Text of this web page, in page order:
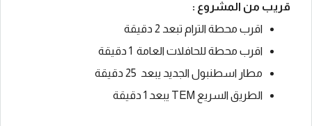
قريب من المشروع :
اقرب محطة الترام تبعد 2 دقيقة
اقرب محطة للحافلات العامة 1 دقيقة
مطار اسطنبول الجديد يبعد 25 دقيقة
الطريق السريع TEM يبعد 1 دقيقة